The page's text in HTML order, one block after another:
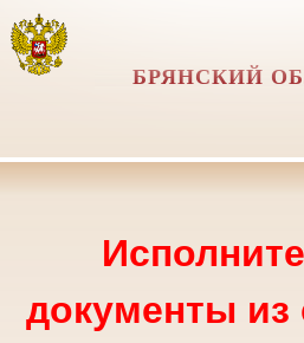
БРЯНСКИЙ
документы из